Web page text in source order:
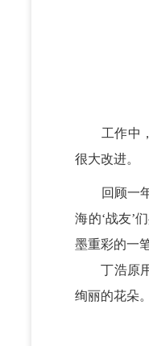
工作中，
很大改进。
回顾一年
海的‘战友’
墨重彩的一
丁浩原用
绚丽的花朵。